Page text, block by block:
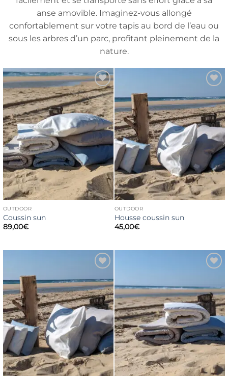
anse amovible. Imaginez-vous allongé
confortablement sur votre tapis au bord de l’eau ou
sous les arbres d’un parc, profitant pleinement de la
nature.
Ajouter
à la liste
de
souhaits
OUTDOOR
Coussin sun
89,00€
à la liste
de
souhaits
OUTDOOR
Housse coussin sun
45,00€
à la liste
de
souhaits
de
souhaits